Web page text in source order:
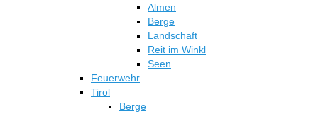
Almen
Berge
Landschaft
Reit im Winkl
Seen
Feuerwehr
Tirol
Berge